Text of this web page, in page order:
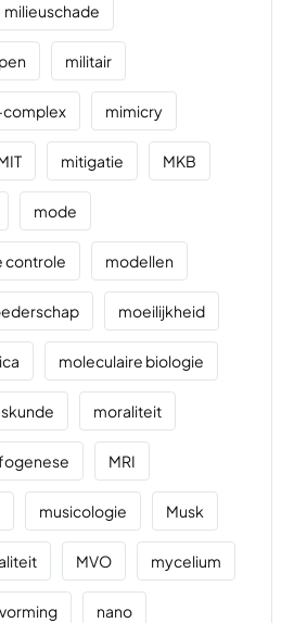
milieuschade
militair
mimicry
mitigatie MKB
mode
controle modellen
moeilijkheid
moleculaire biologie
moraliteit
MRI
musicologie Musk
MVO mycelium
nano